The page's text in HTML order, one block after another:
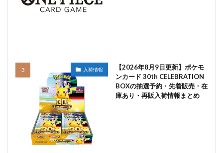
入荷情報
【2026年8月9日更新】ポケモ
ンカード 30th CELEBRATION
BOXの抽選予約・先着販売・在
庫あり・再販入荷情報まとめ